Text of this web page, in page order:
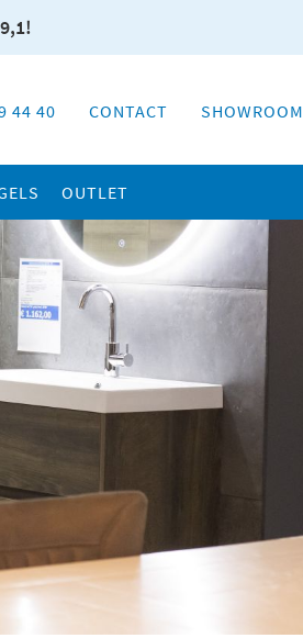
44 40 CONTACT SHOWROOM
OUTLET